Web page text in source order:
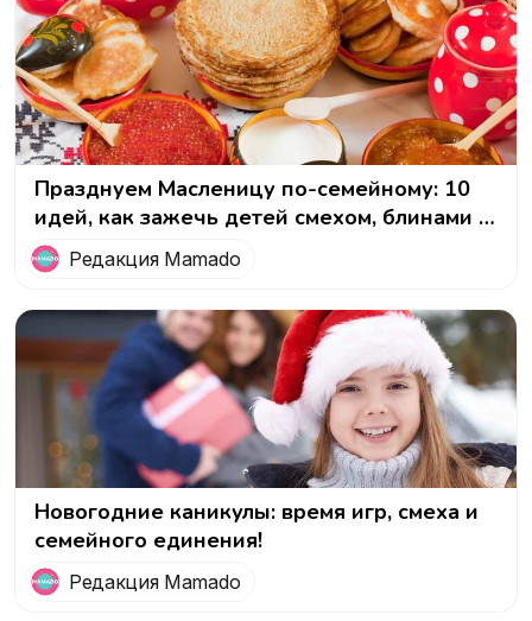
Празднуем Масленицу по-семейному: 10
идей, как зажечь детей смехом, блинами и
забавами!
Редакция Mamado
Новогодние каникулы: время игр, смеха и
семейного единения!
Редакция Mamado